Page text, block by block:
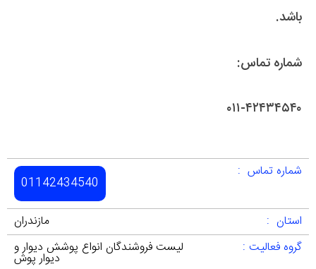
باشد.
شماره تماس:
۰۱۱-۴۲۴۳۴۵۴۰
شماره تماس :
01142434540
استان :
مازندران
گروه فعالیت :
لیست فروشندگان انواع پوشش دیوار و
دیوار پوش